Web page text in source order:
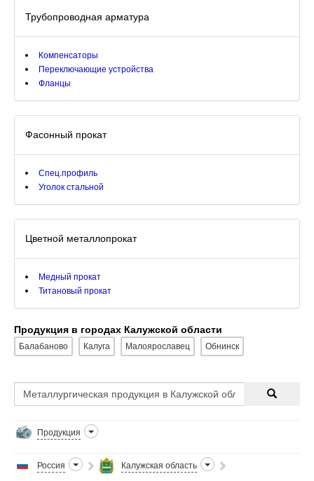
Трубопроводная арматура
Компенсаторы
Переключающие устройства
Фланцы
Фасонный прокат
Спец.профиль
Уголок стальной
Цветной металлопрокат
Медный прокат
Титановый прокат
Продукция в городах Калужской области
Балабаново Калуга Малоярославец Обнинск
Продукция
Россия Калужская область